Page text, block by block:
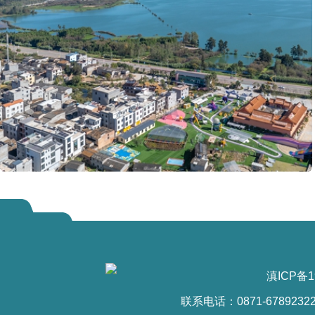
滇ICP备
联系电话：0871-